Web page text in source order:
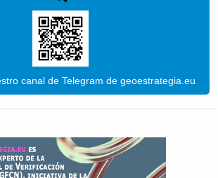
canal de Telegram de geoestrategia.eu